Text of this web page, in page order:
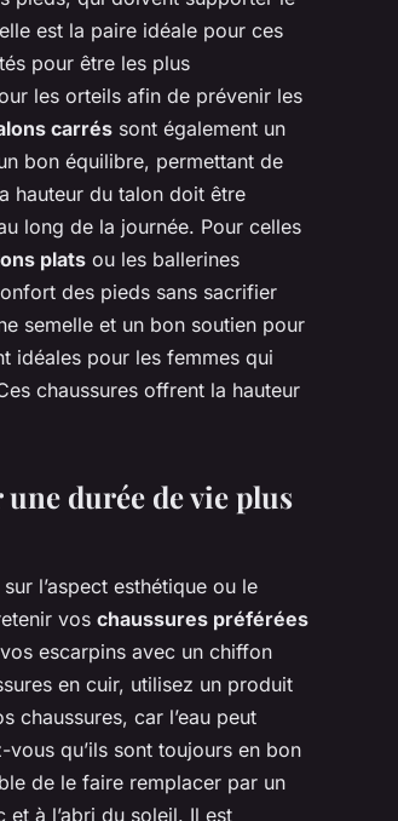
est la paire idéale pour ces
pour être les plus
les orteils afin de prévenir les
carrés sont également un
bon équilibre, permettant de
hauteur du talon doit être
long de la journée. Pour celles
plats ou les ballerines
des pieds sans sacrifier
semelle et un bon soutien pour
idéales pour les femmes qui
chaussures offrent la hauteur
durée de vie plus
l’aspect esthétique ou le
vos chaussures préférées
escarpins avec un chiffon
en cuir, utilisez un produit
chaussures, car l’eau peut
qu’ils sont toujours en bon
de le faire remplacer par un
à l’abri du soleil. Il est